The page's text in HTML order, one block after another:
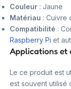
Couleur : Jaune
Matériau : Cuivre
Compatibilité :
Raspberry Pi et
Applications et
Le ce produit est
est souvent utilisé